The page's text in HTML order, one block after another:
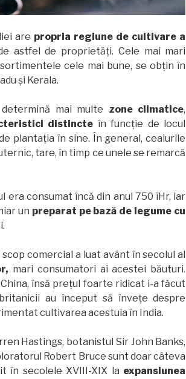
are propria regiune de cultivare a
astfel de proprietăți. Cele mai mari
cele mai bune, se obțin în
și Kerala.
mai multe zone climatice,
distincte în funcție de locul
plantația în sine. În general, ceaiurile
tare, în timp ce unele se remarcă
era consumat încă din anul 750 îHr, iar
un preparat pe bază de legume cu
comercial a luat avânt în secolul al
mari consumatori ai acestei băuturi.
însă prețul foarte ridicat i-a făcut
au început să învețe despre
cultivarea acestuia în India.
Hastings, botanistul Sir John Banks,
Robert Bruce sunt doar câteva
în secolele XVIII-XIX la expansiunea